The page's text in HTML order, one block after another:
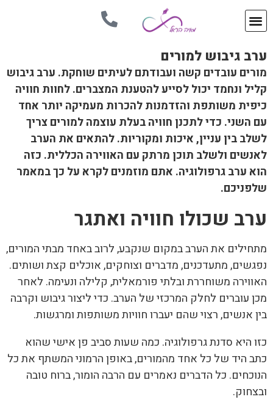
ערב גיבוש למורים
מורים עובדים קשה ועבודתם לעיתים שוחקת. ערב גיבוש
קליל ונחמד יכול לסייע להטענת המצברים. לחוות חוויה
כיפית משותפת והזדמנות להכרות מעמיקה יותר אחד
עם השני. כדי לתכנן חוויה בעלת עוצמה למורים צריך
לשלב בין עניין, איכות ומקוריות. להתאים את הערב
לאנשים ולשלב תוכן מרתק עם האווירה הכללית. כזה
הוא ערב גרפולוגיה. אתם מוזמנים לקרא על כך במאמר
שלפניכם.
ערב שכולו חוויה ואתגר
מתחילים את הערב במקום שנקבע, לרוב באחד מבתי המורים,
נפגשים, מתעדכנים, מדברים וצוחקים, אוכלים קצת ושותים.
האווירה משוחררת ובלתי פורמאלית, קלילה ונעימה. לאחר
מכן עוברים לחלק המרכזי של הערב. כדי ליצור גיבוש וקרבה
בין אנשים, רצוי שהם יעברו חוויות משותפות ומרגשות.
כזו היא סדנת גרפולוגיה. כמה שעות סביב פן אישי שהוא
כתב היד של כל אחד מהמורים, באופן הרמוני המשתף את כל
הנוכחים. כל הדברים נאמרים עם הרבה הומור, ברוח טובה
ובצחוק.